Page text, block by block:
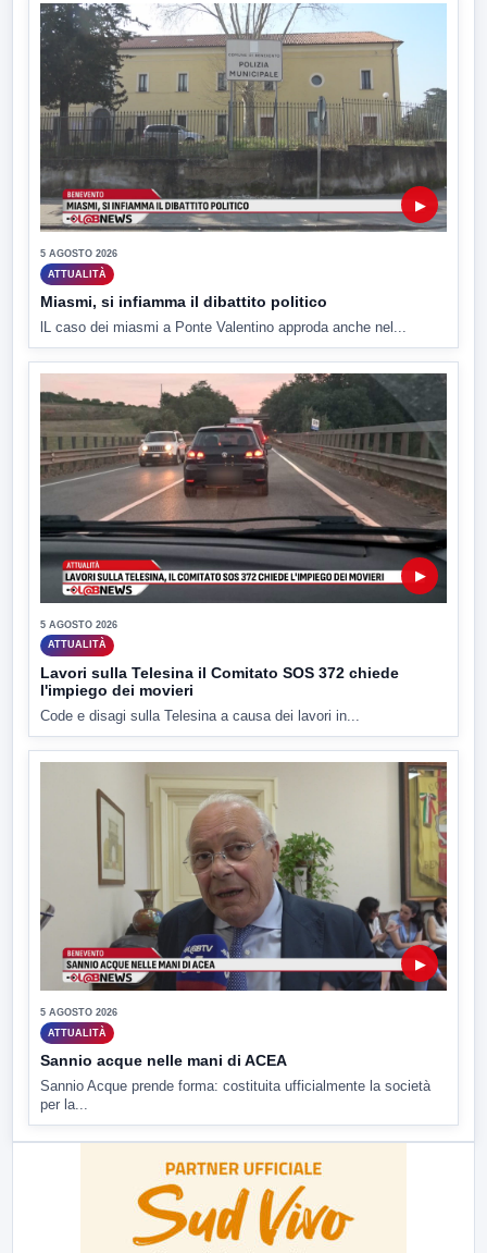
▶
5 AGOSTO 2026
ATTUALITÀ
Miasmi, si infiamma il dibattito politico
lL caso dei miasmi a Ponte Valentino approda anche nel...
▶
5 AGOSTO 2026
ATTUALITÀ
Lavori sulla Telesina il Comitato SOS 372 chiede
l'impiego dei movieri
Code e disagi sulla Telesina a causa dei lavori in...
▶
5 AGOSTO 2026
ATTUALITÀ
Sannio acque nelle mani di ACEA
Sannio Acque prende forma: costituita ufficialmente la società
per la...